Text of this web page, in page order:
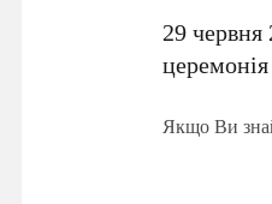
29 червня
Якщо Ви